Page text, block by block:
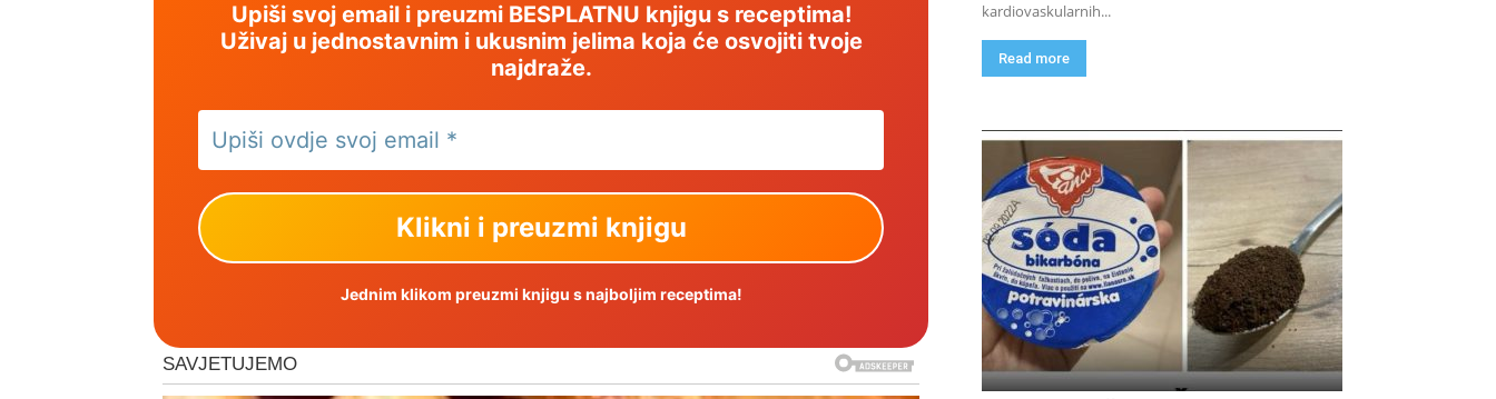
Upiši svoj email i preuzmi BESPLATNU knjigu s receptima!
Uživaj u jednostavnim i ukusnim jelima koja će osvojiti tvoje
najdraže.
Jednim klikom preuzmi knjigu s najboljim receptima!
kardiovaskularnih...
Read more